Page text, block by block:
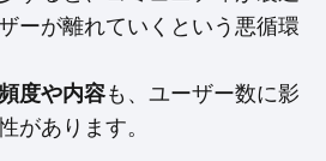
ーが離れていくという悪循環
度や内容も、ユーザー数に影
があります。